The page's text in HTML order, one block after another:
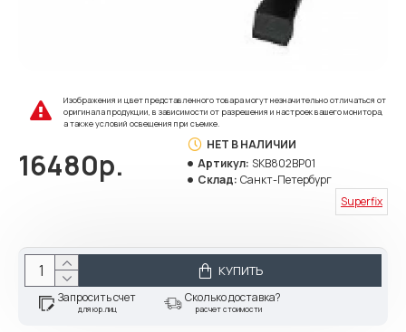
Изображения и цвет представленного товара могут незначительно отличаться от
оригинала продукции, в зависимости от разрешения и настроек вашего монитора,
а также условий освещения при съемке.
16480р.
НЕТ В НАЛИЧИИ
Артикул: SKB802BP01
Склад: Санкт-Петербург
Superfix
КУПИТЬ
Запросить счет
для юр.лиц
Сколько доставка?
расчет стоимости